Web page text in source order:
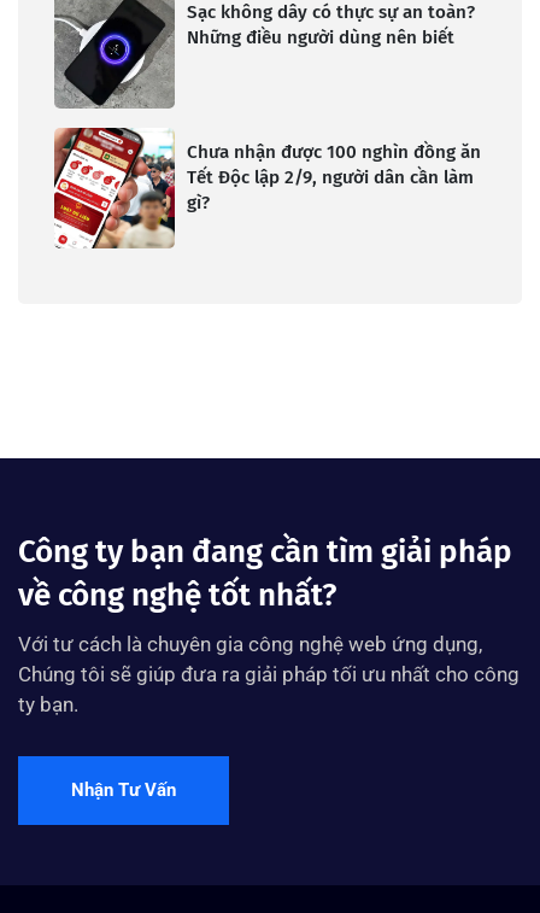
Sạc không dây có thực sự an toàn?
Những điều người dùng nên biết
Chưa nhận được 100 nghìn đồng ăn
Tết Độc lập 2/9, người dân cần làm
gì?
Công ty bạn đang cần tìm giải pháp
về công nghệ tốt nhất?
Với tư cách là chuyên gia công nghệ web ứng dụng,
Chúng tôi sẽ giúp đưa ra giải pháp tối ưu nhất cho công
ty bạn.
Nhận Tư Vấn